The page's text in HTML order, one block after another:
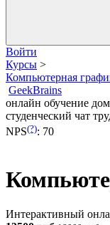
Войти
Курсы >
Компьютерная
GeekBrains
онлайн обучение
студенческий чат
NPS(?): 70
Интерактивный